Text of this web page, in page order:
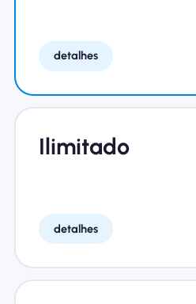
Para negócios
detalhes
Ilimitado
detalhes